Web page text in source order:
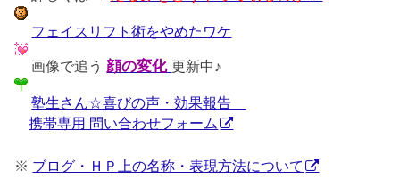
フェイスリフト術をやめたワケ
画像で追う 顔の変化更新中♪
塾生さん☆喜びの声・効果報告
携帯専用 問い合わせフォーム
※ ブログ・ＨＰ上の名称・表現方法について